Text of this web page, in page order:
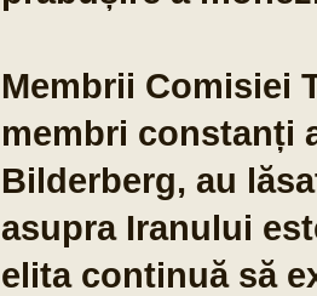
Membrii Comisiei
membri constanți
Bilderberg, au
asupra Iranului
elita continuă să